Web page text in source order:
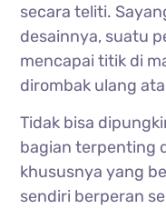
secara teliti.
desainnya, suatu
mencapai titik di
dirombak ulang
Tidak bisa
bagian terpenting
khususnya yang
sendiri berperan